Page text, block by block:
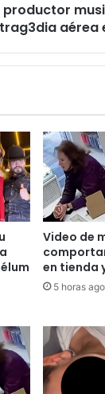
productor
aérea
Video de
en tienda
5 horas ago